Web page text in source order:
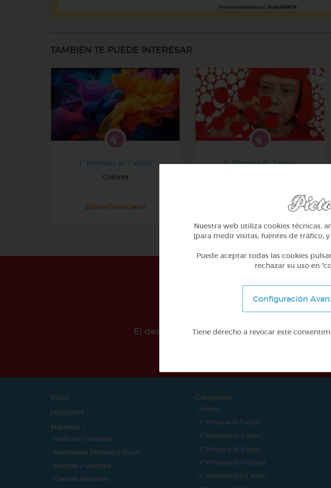
TAMBIÉN TE PUEDE INTERESAR
1º Primaria (6-7 años)
Colores
@OscarTraverGarcia
1º Primaria (6-7 años)
El desarollo de este proyecto ha sido
Inicio
Lecciones
Materias
- Audición y Lenguaje
- Autonomía Personal y Social
- Biología y Geología
- Ciencias Naturales
Categorías
- Infantil
- 1º Primaria (6-7 años)
- 2º Primaria (7-8 años)
- 3º Primaria (8-9 años)
- 4º Primaria (9-10 años)
- 5º Primaria (10-11 años)
Nuestra web utiliza cookies técnicas,
(para medir visitas, fuentes de tráfico,
Puede aceptar todas las cookies
rechazar su uso en
Configuración
Tiene derecho a revocar este